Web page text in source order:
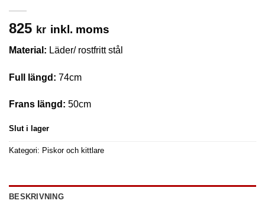
825 kr inkl. moms
Material: Läder/ rostfritt stål
Full längd: 74cm
Frans längd: 50cm
Slut i lager
Kategori: Piskor och kittlare
BESKRIVNING